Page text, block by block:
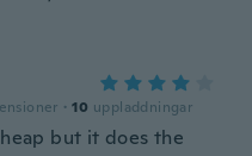
· 10 uppladdningar
but it does the